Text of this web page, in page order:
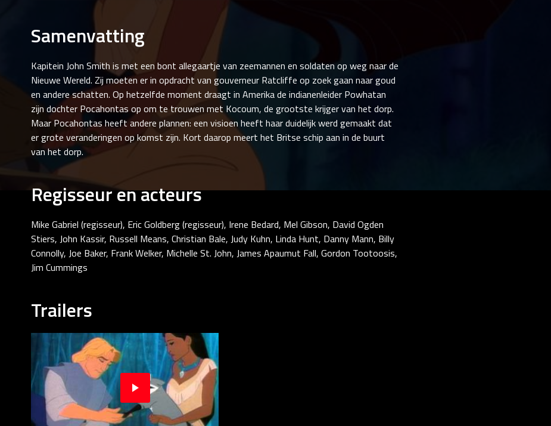
Samenvatting
Kapitein John Smith is met een bont allegaartje van zeemannen en soldaten op weg naar de
Nieuwe Wereld. Zij moeten er in opdracht van gouverneur Ratcliffe op zoek gaan naar goud
en andere schatten. Op hetzelfde moment draagt in Amerika de indianenleider Powhatan
zijn dochter Pocahontas op om te trouwen met Kocoum, de grootste krijger van het dorp.
Maar Pocahontas heeft andere plannen: een visioen heeft haar duidelijk werd gemaakt dat
er grote veranderingen op komst zijn. Kort daarop meert het Britse schip aan in de buurt
van het dorp.
Regisseur en acteurs
Mike Gabriel (regisseur), Eric Goldberg (regisseur), Irene Bedard, Mel Gibson, David Ogden
Stiers, John Kassir, Russell Means, Christian Bale, Judy Kuhn, Linda Hunt, Danny Mann, Billy
Connolly, Joe Baker, Frank Welker, Michelle St. John, James Apaumut Fall, Gordon Tootoosis,
Jim Cummings
Trailers